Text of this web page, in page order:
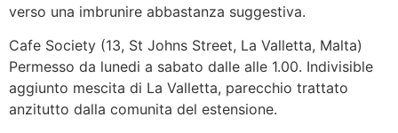
verso una imbrunire abbastanza suggestiva.
Cafe Society (13, St Johns Street, La Valletta, Malta)
Permesso da lunedi a sabato dalle alle 1.00. Indivisible
aggiunto mescita di La Valletta, parecchio trattato
anzitutto dalla comunita del estensione.